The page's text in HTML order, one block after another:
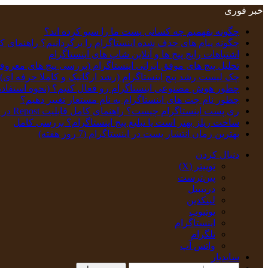
خبر فوری
چگونه بفهمیم چه کسانی پست ما را سیو کرده اند؟
چگونه پیام‌ های حذف‌ شده اینستاگرام را برگردانیم؟ راهنمای
اشتباهات رایج پیج ها و آنلاین شاپ های اینستاگرام
تحلیل پیج‌ های موفق ایرانی اینستاگرام (بررسی پیج های
چک‌ لیست رشد پیج اینستاگرام (رشد ارگانیک و کاملا حرفه ای)
چطور هوش مصنوعی اینستاگرام رو فعال کنیم؟ (نحوه
چطور نام چت‌ های اینستاگرام به نام‌ مستعار تغییر دهیم؟
ری پست اینستاگرام چیست؟ راهنمای کامل قابلیت Repost در اینستاگرام
ساخت ریلز بهتر است یا تبلیغ پیج اینستاگرام؟ بررسی کامل
بهترین زمان انتشار پست در اینستاگرام (7 روز هفته)
دنبال کردن
توییتر (X)
‫پین‌ترست
دریبببل
لینکدین
یوتیوب
اینستاگرام
تلگرام
واتس آپ
سایدبار